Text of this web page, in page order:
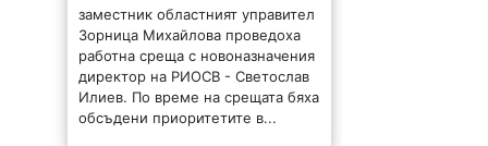
заместник областният управител
Зорница Михайлова проведоха
работна среща с новоназначения
директор на РИОСВ - Светослав
Илиев. По време на срещата бяха
обсъдени приоритетите в...